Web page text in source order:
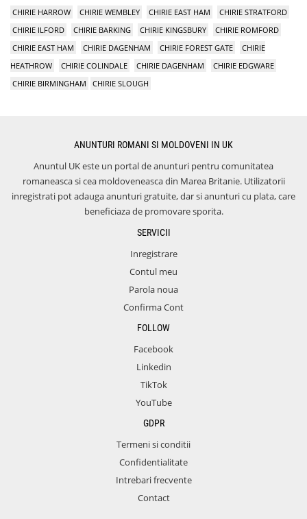
CHIRIE HARROW CHIRIE WEMBLEY CHIRIE EAST HAM
CHIRIE STRATFORD
CHIRIE ILFORD
CHIRIE BARKING CHIRIE KINGSBURY
CHIRIE ROMFORD
CHIRIE EAST HAM
CHIRIE DAGENHAM CHIRIE FOREST GATE
CHIRIE
HEATHROW
CHIRIE COLINDALE CHIRIE DAGENHAM
CHIRIE EDGWARE
CHIRIE BIRMINGHAM
CHIRIE SLOUGH
ANUNTURI ROMANI SI MOLDOVENI IN UK
Anuntul UK este un portal de anunturi pentru comunitatea
romaneasca si cea moldoveneasca din Marea Britanie. Utilizatorii
inregistrati pot adauga anunturi gratuite, dar si anunturi cu plata, care
beneficiaza de promovare sporita.
SERVICII
Inregistrare
Contul meu
Parola noua
Confirma Cont
FOLLOW
Facebook
Linkedin
TikTok
YouTube
GDPR
Termeni si conditii
Confidentialitate
Intrebari frecvente
Contact